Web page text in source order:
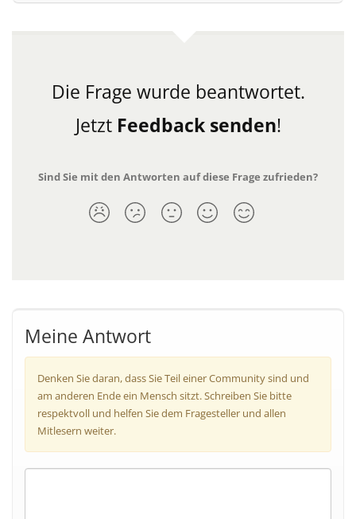
Die Frage wurde beantwortet.
Jetzt Feedback senden!
Sind Sie mit den Antworten auf diese Frage zufrieden?
Meine Antwort
Denken Sie daran, dass Sie Teil einer Community sind und
am anderen Ende ein Mensch sitzt. Schreiben Sie bitte
respektvoll und helfen Sie dem Fragesteller und allen
Mitlesern weiter.